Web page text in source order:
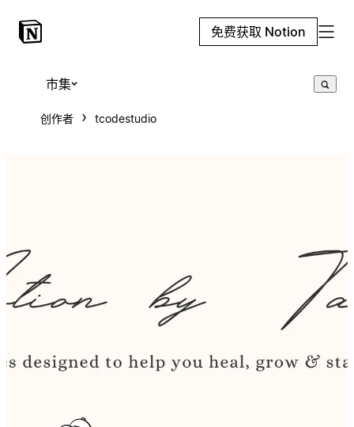
免费获取 Notion
市集
创作者 tcodestudio